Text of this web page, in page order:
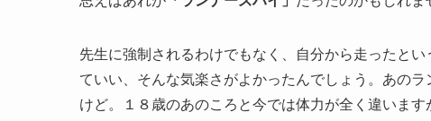
先生に強制されるわけでもなく、自分から走ったと
ていい、そんな気楽さがよかったんでしょう。あの
けど。１８歳のあのころと今では体力が全く違いま